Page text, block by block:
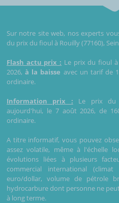
Sur notre site web, nos experts
du prix du fioul à Rouilly (77160),
Flash actu prix : Le prix du fioul
2026,à la baisse avec un tarif de
ordinaire.
Information prix : Le prix du
aujourd'hui, le 7 août 2026, de
ordinaire.
A titre informatif, vous pouvez
assez volatile, même à l'échelle
évolutions liées à plusieurs
commercial international
euro/dollar, volume de pétrole
hydrocarbure dont personne ne
à long terme.